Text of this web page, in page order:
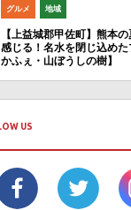
グルメ 地域
【上益城郡甲佐町】熊本
感じる！名水を閉じ込め
かふぇ・山ぼうしの樹】